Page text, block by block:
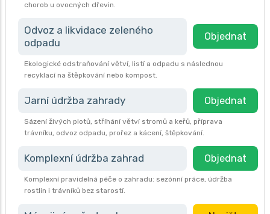
chorob u ovocných dřevin.
Odvoz a likvidace zeleného
odpadu
Objednat
Ekologické odstraňování větví, listí a odpadu s následnou
recyklací na štěpkování nebo kompost.
Jarní údržba zahrady Objednat
Sázení živých plotů, stříhání větví stromů a keřů, příprava
trávníku, odvoz odpadu, prořez a kácení, štěpkování.
Komplexní údržba zahrad Objednat
Komplexní pravidelná péče o zahradu: sezónní práce, údržba
rostlin i trávníků bez starostí.